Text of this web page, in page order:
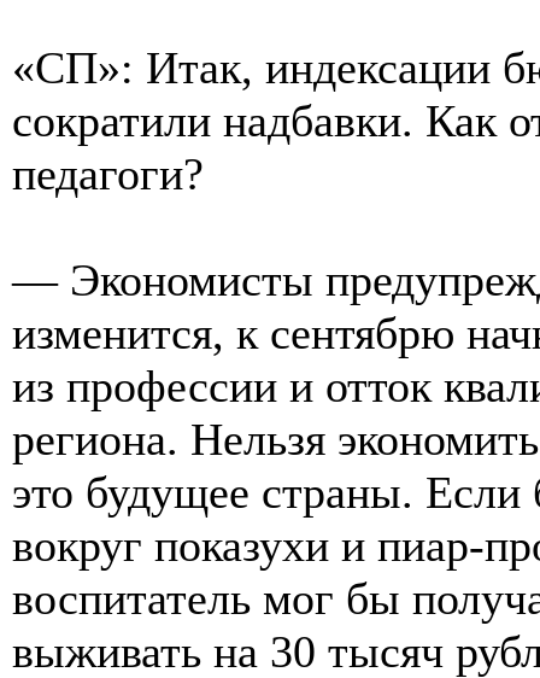
«СП»: Итак, индексации
сократили надбавки. Как
педагоги?
— Экономисты
изменится, к сентябрю
из профессии и отток
региона. Нельзя
это будущее страны. Если
вокруг показухи и пиар-
воспитатель мог бы
выживать на 30 тысяч